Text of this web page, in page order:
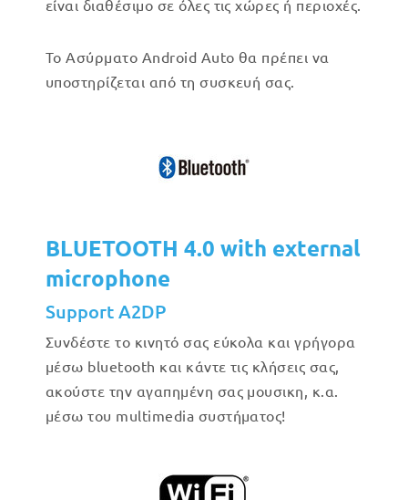
είναι διαθέσιμο σε όλες τις χώρες ή περιοχές.
Το Ασύρματο Android Auto θα πρέπει να
υποστηρίζεται από τη συσκευή σας.
BLUETOOTH 4.0 with external
microphone
Support A2DP
Συνδέστε το κινητό σας εύκολα και γρήγορα
μέσω bluetooth και κάντε τις κλήσεις σας,
ακούστε την αγαπημένη σας μουσικη, κ.α.
μέσω του multimedia συστήματος!